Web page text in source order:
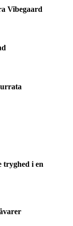
Vibegaard
tryghed i en